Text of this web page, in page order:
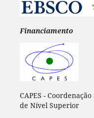
Financiamento
CAPES -
de Nível Superior